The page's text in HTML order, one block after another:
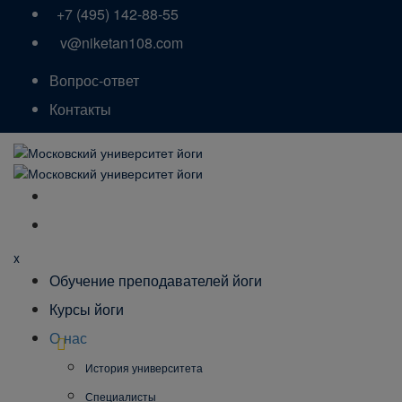
+7 (495) 142-88-55
v@niketan108.com
Вопрос-ответ
Контакты
x
Обучение преподавателей йоги
Курсы йоги
О нас
История университета
Специалисты